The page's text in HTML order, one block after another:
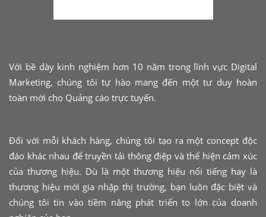
Với bề dày kinh nghiệm hơn 10 năm trong lĩnh vực Digital
Marketing, chúng tôi tự hào mang đến một tư duy hoàn
toàn mới cho Quảng cáo trực tuyến.
Đối với mỗi khách hàng, chúng tôi tạo ra một concept độc
đáo khác nhau để truyền tải thông điệp và thể hiện cảm xúc
của thương hiệu. Dù là một thương hiệu nổi tiếng hay là
thương hiệu mới gia nhập thị trường, bạn luôn đặc biệt và
chúng tôi tin vào tiềm năng phát triển to lớn của doanh